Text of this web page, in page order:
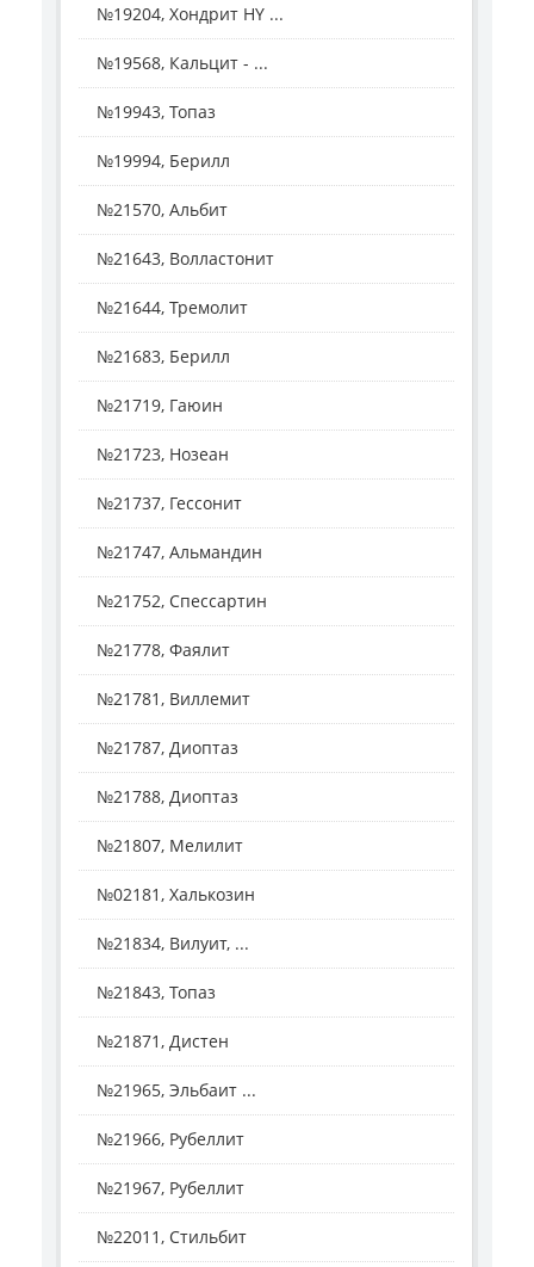
№19204, Хондрит HY ...
№19568, Кальцит - ...
№19943, Топаз
№19994, Берилл
№21570, Альбит
№21643, Волластонит
№21644, Тремолит
№21683, Берилл
№21719, Гаюин
№21723, Нозеан
№21737, Гессонит
№21747, Альмандин
№21752, Спессартин
№21778, Фаялит
№21781, Виллемит
№21787, Диоптаз
№21788, Диоптаз
№21807, Мелилит
№02181, Халькозин
№21834, Вилуит, ...
№21843, Топаз
№21871, Дистен
№21965, Эльбаит ...
№21966, Рубеллит
№21967, Рубеллит
№22011, Стильбит